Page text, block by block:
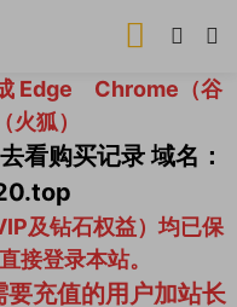
Edge Chrome（谷
狐）
看购买记录 域名：
及钻石权益）均已保
接登录本站。
要充值的用户加站长